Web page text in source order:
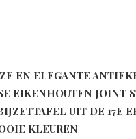
EN ELEGANTE
EIKENHOUTEN JOINT
UIT DE 17E
KLEUREN